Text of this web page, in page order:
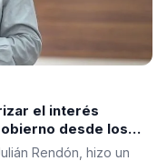
el interés
desde los
Rendón, hizo un